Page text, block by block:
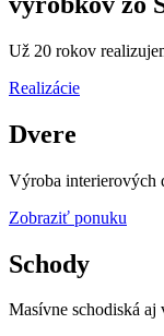
Už 20 rokov
Realizácie
Dvere
Výroba interierových
Zobraziť ponuku
Schody
Masívne schodiská aj